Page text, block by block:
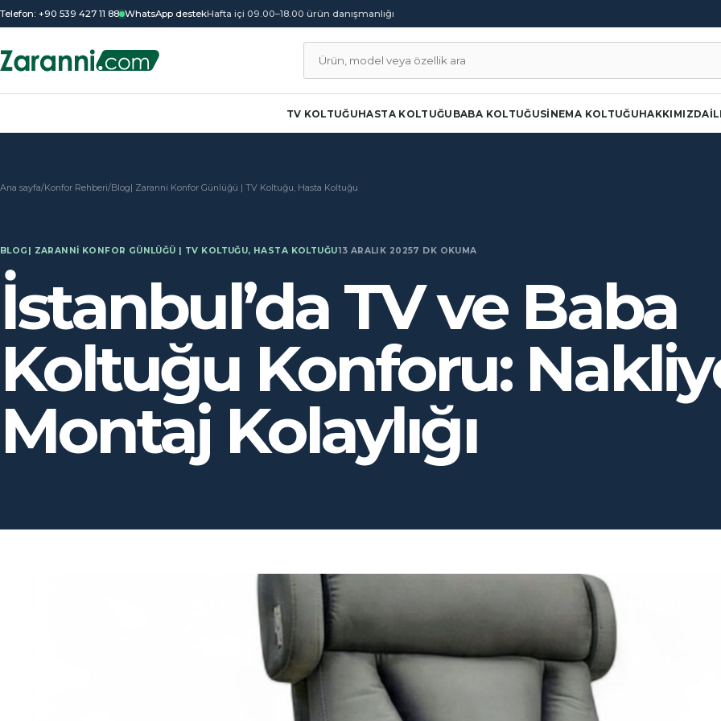
Telefon: +90 539 427 11 88 WhatsApp destekHafta içi 09.00–18.00 ürün danışmanlığı
Ürün ara
TV KOLTUĞUHASTA KOLTUĞU BABA KOLTUĞUSINEMA KOLTUĞUHAKKIMIZDA
Ana sayfa/Konfor Rehberi/Blog| Zaranni Konfor Günlüğü | TV Koltuğu, Hasta Koltuğu
BLOG| ZARANNI KONFOR GÜNLÜĞÜ | TV KOLTUĞU, HASTA KOLTUĞU13 ARALIK 20257 DK OKUMA
İstanbul’da TV ve Baba
Koltuğu Konforu:
Montaj Kolaylığı